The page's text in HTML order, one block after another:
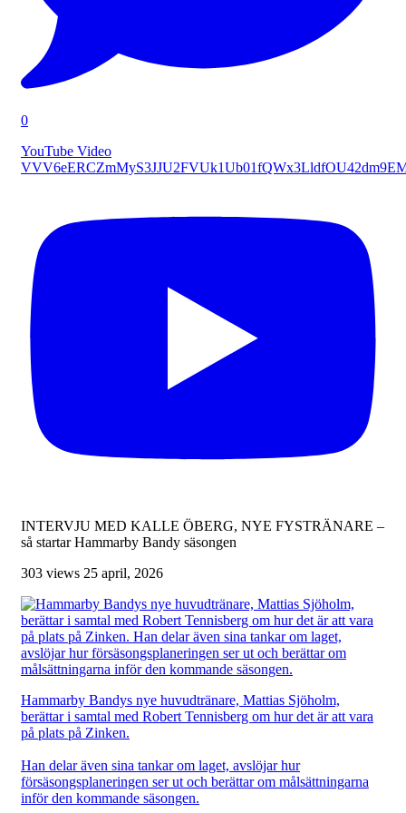
0
YouTube Video
INTERVJU MED KALLE ÖBERG, NYE FYSTRÄNARE –
så startar Hammarby Bandy säsongen
303 views 25 april, 2026
Hammarby Bandys nye huvudtränare, Mattias Sjöholm,
berättar i samtal med Robert Tennisberg om hur det är att vara
på plats på Zinken.
Han delar även sina tankar om laget, avslöjar hur
försäsongsplaneringen ser ut och berättar om målsättningarna
inför den kommande säsongen.